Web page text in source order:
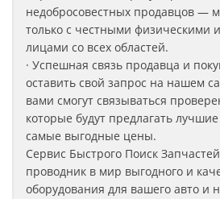
недобросовестных продавцов —
только с честными физическими
лицами со всех областей.
· Успешная связь продавца и
оставить свой запрос на нашем
вами смогут связываться
которые будут предлагать
самые выгодные цены.
Сервис Быстрого Поиск
проводник в мир выгодного и
оборудования для вашего авто и